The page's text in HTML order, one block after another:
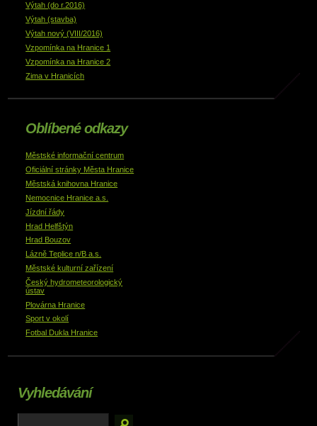
Výtah (do r.2016)
Výtah (stavba)
Výtah nový (VIII/2016)
Vzpomínka na Hranice 1
Vzpomínka na Hranice 2
Zima v Hranicích
Oblíbené odkazy
Městské informační centrum
Oficiální stránky Města Hranice
Městská knihovna Hranice
Nemocnice Hranice a.s.
Jízdní řády
Hrad Helfštýn
Hrad Bouzov
Lázně Teplice n/B a.s.
Městské kulturní zařízení
Český hydrometeorologický
ústav
Plovárna Hranice
Sport v okolí
Fotbal Dukla Hranice
Vyhledávání